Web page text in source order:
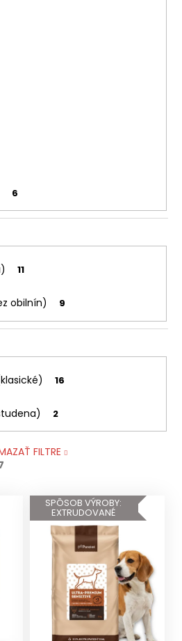
6
11
obilnín) 9
16
2
FILTRE
SPÔSOB VÝROBY:
EXTRUDOVANÉ